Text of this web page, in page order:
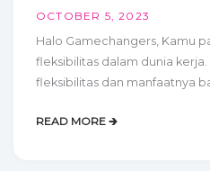
OCTOBER 5, 2023
Halo Gamechangers, Kamu
fleksibilitas dalam dunia
fleksibilitas dan manfaatnya
READ MORE 🡲